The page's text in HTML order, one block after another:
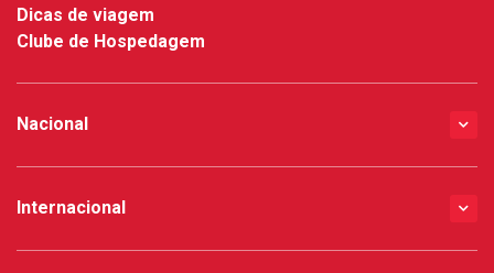
Dicas de viagem
Clube de Hospedagem
Nacional
Internacional